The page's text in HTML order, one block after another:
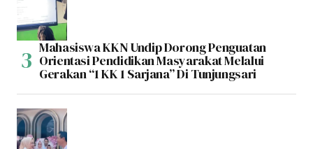
Mahasiswa KKN Undip Dorong Penguatan
Orientasi Pendidikan Masyarakat Melalui
Gerakan “1 KK 1 Sarjana” Di Tunjungsari